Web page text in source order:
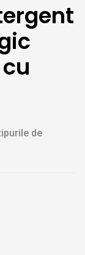
de